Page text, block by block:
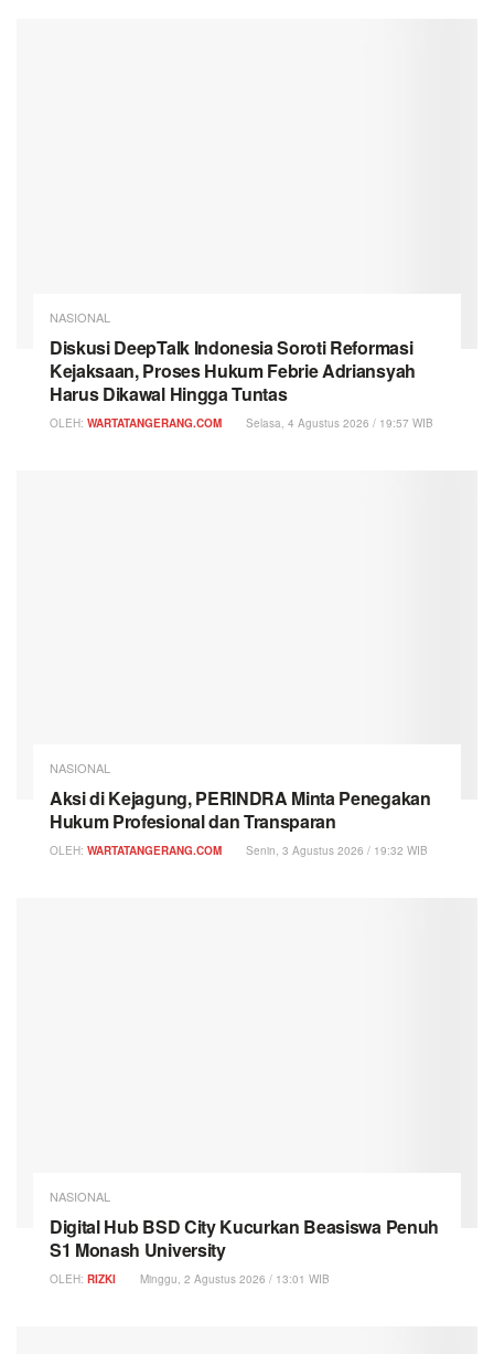
NASIONAL
Diskusi DeepTalk Indonesia Soroti Reformasi
Kejaksaan, Proses Hukum Febrie Adriansyah
Harus Dikawal Hingga Tuntas
OLEH: WARTATANGERANG.COM Selasa, 4 Agustus 2026 / 19:57 WIB
NASIONAL
Aksi di Kejagung, PERINDRA Minta Penegakan
Hukum Profesional dan Transparan
OLEH: WARTATANGERANG.COM Senin, 3 Agustus 2026 / 19:32 WIB
NASIONAL
Digital Hub BSD City Kucurkan Beasiswa Penuh
S1 Monash University
OLEH: RIZKI Minggu, 2 Agustus 2026 / 13:01 WIB